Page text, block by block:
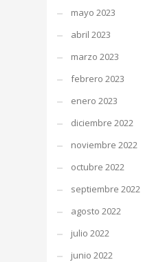
mayo 2023
abril 2023
marzo 2023
febrero 2023
enero 2023
diciembre 2022
noviembre 2022
octubre 2022
septiembre 2022
agosto 2022
julio 2022
junio 2022